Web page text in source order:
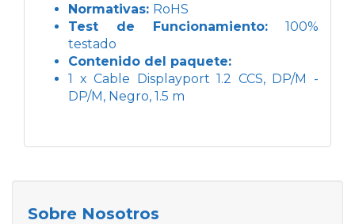
Normativas: RoHS
Test de Funcionamiento: 100%
testado
Contenido del paquete:
1 x Cable Displayport 1.2 CCS, DP/M -
DP/M, Negro, 1.5 m
Sobre Nosotros